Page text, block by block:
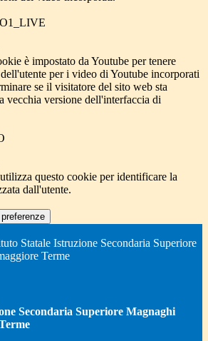
è impostato da Youtube per tenere
per i video di Youtube incorporati
se il visitatore del sito web sta
vecchia versione dell'interfaccia di
questo cookie per identificare la
dall'utente.
Statale Istruzione Secondaria Superiore
Terme
Secondaria Superiore Magnaghi